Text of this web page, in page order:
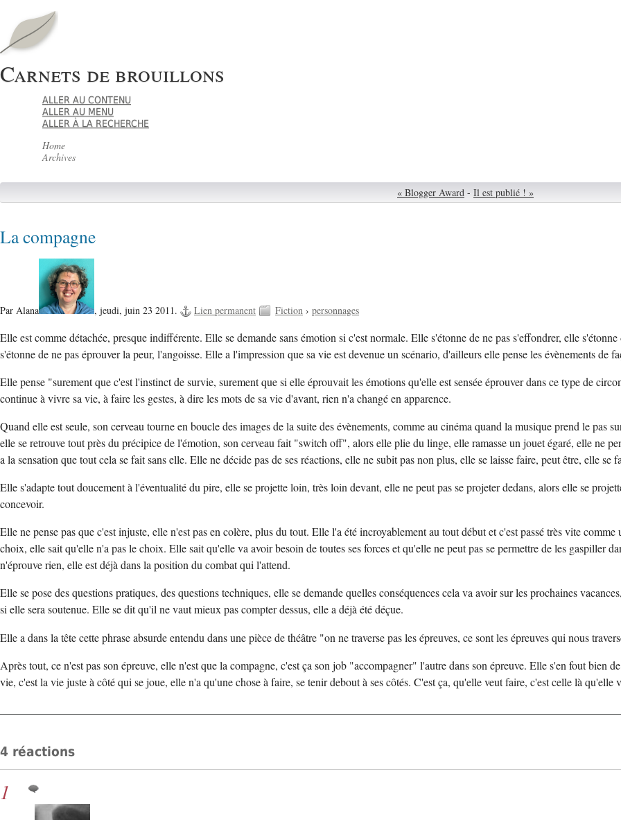
Carnets de brouillons
ALLER AU CONTENU
ALLER AU MENU
ALLER À LA RECHERCHE
Home
Archives
« Blogger Award - Il est publié ! »
La compagne
Par Alana , jeudi, juin 23 2011. Lien permanent Fiction › personnages
Elle est comme détachée, presque indifférente. Elle se demande sans émotion si c'est normale. Elle s'étonne de ne pas s'effondrer, elle
s'étonne de ne pas éprouver la peur, l'angoisse. Elle a l'impression que sa vie est devenue un scénario, d'ailleurs elle pense les évènements de
Elle pense "surement que c'est l'instinct de survie, surement que si elle éprouvait les émotions qu'elle est sensée éprouver dans ce type de
continue à vivre sa vie, à faire les gestes, à dire les mots de sa vie d'avant, rien n'a changé en apparence.
Quand elle est seule, son cerveau tourne en boucle des images de la suite des évènements, comme au cinéma quand la musique prend le pas
elle se retrouve tout près du précipice de l'émotion, son cerveau fait "switch off", alors elle plie du linge, elle ramasse un jouet égaré, elle ne
a la sensation que tout cela se fait sans elle. Elle ne décide pas de ses réactions, elle ne subit pas non plus, elle se laisse faire, peut être, elle
Elle s'adapte tout doucement à l'éventualité du pire, elle se projette loin, très loin devant, elle ne peut pas se projeter dedans, alors elle se
concevoir.
Elle ne pense pas que c'est injuste, elle n'est pas en colère, plus du tout. Elle l'a été incroyablement au tout début et c'est passé très vite
choix, elle sait qu'elle n'a pas le choix. Elle sait qu'elle va avoir besoin de toutes ses forces et qu'elle ne peut pas se permettre de les gaspiller
n'éprouve rien, elle est déjà dans la position du combat qui l'attend.
Elle se pose des questions pratiques, des questions techniques, elle se demande quelles conséquences cela va avoir sur les prochaines
si elle sera soutenue. Elle se dit qu'il ne vaut mieux pas compter dessus, elle a déjà été déçue.
Elle a dans la tête cette phrase absurde entendu dans une pièce de théâtre "on ne traverse pas les épreuves, ce sont les épreuves qui nous
Après tout, ce n'est pas son épreuve, elle n'est que la compagne, c'est ça son job "accompagner" l'autre dans son épreuve. Elle s'en fout bien
vie, c'est la vie juste à côté qui se joue, elle n'a qu'une chose à faire, se tenir debout à ses côtés. C'est ça, qu'elle veut faire, c'est celle là qu'elle
4 réactions
1